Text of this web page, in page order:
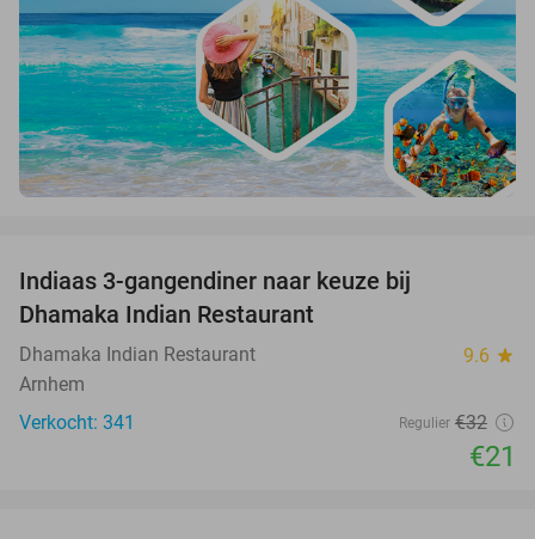
Indiaas 3-gangendiner naar keuze bij
Dhamaka Indian Restaurant
Dhamaka Indian Restaurant 9.6 star
Arnhem
Verkocht: 341
Regulier €32
€21